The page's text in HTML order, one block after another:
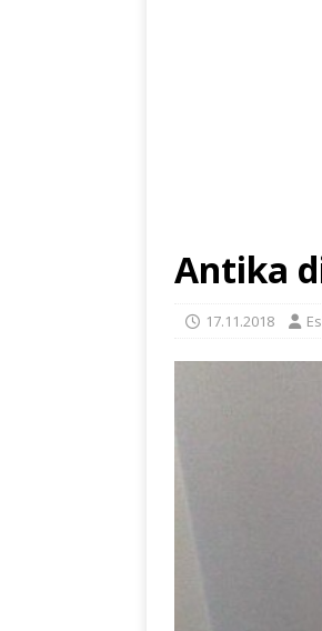
Antika
17.11.2018